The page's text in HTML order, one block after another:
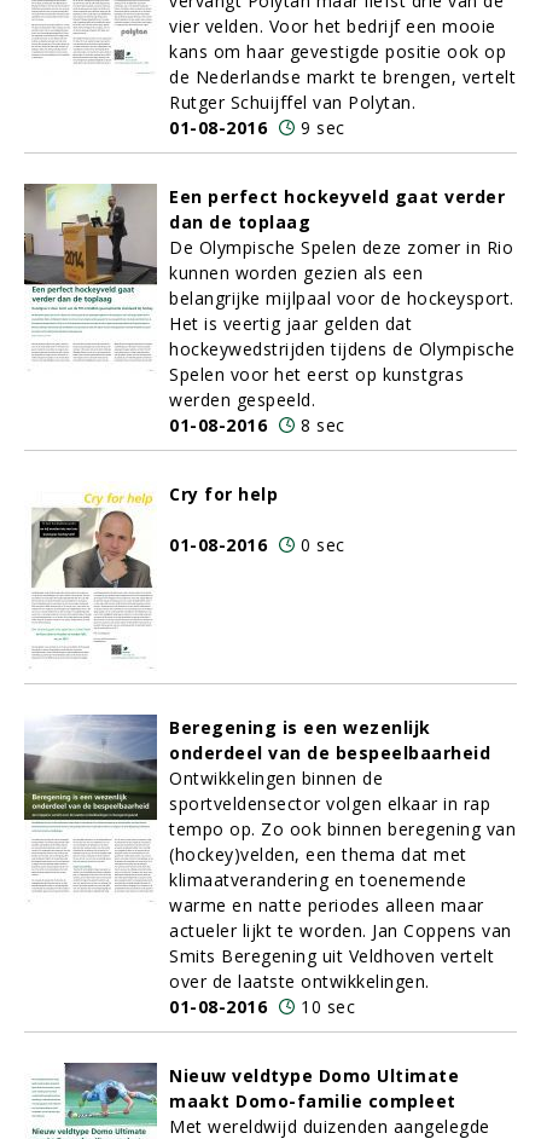
vier velden. Voor het bedrijf een mooie
kans om haar gevestigde positie ook op
de Nederlandse markt te brengen, vertelt
Rutger Schuijffel van Polytan.
01-08-2016
9 sec
Een perfect hockeyveld gaat verder
dan de toplaag
De Olympische Spelen deze zomer in Rio
kunnen worden gezien als een
belangrijke mijlpaal voor de hockeysport.
Het is veertig jaar gelden dat
hockeywedstrijden tijdens de Olympische
Spelen voor het eerst op kunstgras
werden gespeeld.
01-08-2016
8 sec
Cry for help
01-08-2016 0 sec
Beregening is een wezenlijk
onderdeel van de bespeelbaarheid
Ontwikkelingen binnen de
sportveldensector volgen elkaar in rap
tempo op. Zo ook binnen beregening van
(hockey)velden, een thema dat met
klimaatverandering en toenemende
warme en natte periodes alleen maar
actueler lijkt te worden. Jan Coppens van
Smits Beregening uit Veldhoven vertelt
over de laatste ontwikkelingen.
01-08-2016
10 sec
Nieuw veldtype Domo Ultimate
maakt Domo-familie compleet
Met wereldwijd duizenden aangelegde